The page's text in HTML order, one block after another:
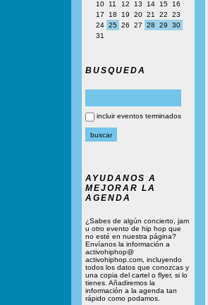
10
11 12 13 14 15
16
17
18 19 20 21 22
23
24 25 26 27 28 29
30
31
BUSQUEDA
incluir eventos terminados
AYUDANOS A
MEJORAR LA
AGENDA
¿Sabes de algún concierto, jam
u otro evento de hip hop que
no esté en nuestra página?
Envíanos la información a
activohiphop@
activohiphop.com, incluyendo
todos los datos que conozcas y
una copia del cartel o flyer, si lo
tienes. Añadiremos la
información a la agenda tan
rápido como podamos.